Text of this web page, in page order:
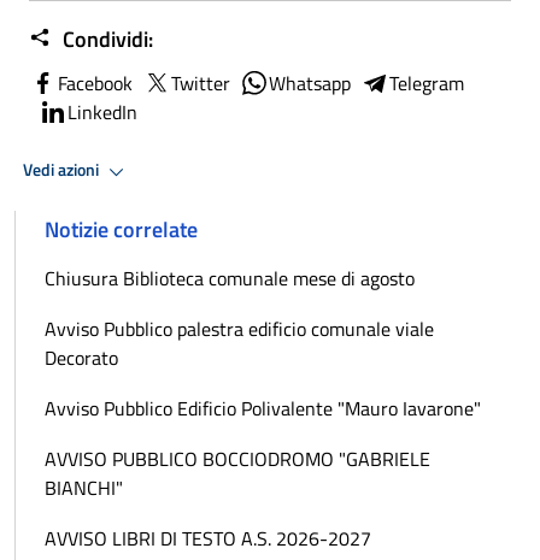
Condividi:
Facebook Twitter Whatsapp
Telegram
LinkedIn
Vedi azioni
Notizie correlate
Chiusura Biblioteca comunale mese di agosto
Avviso Pubblico palestra edificio comunale viale
Decorato
Avviso Pubblico Edificio Polivalente "Mauro Iavarone"
AVVISO PUBBLICO BOCCIODROMO "GABRIELE
BIANCHI"
AVVISO LIBRI DI TESTO A.S. 2026-2027